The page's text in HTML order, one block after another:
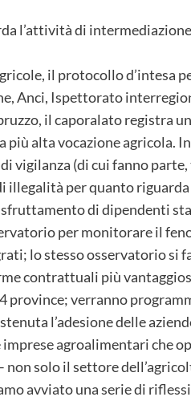
l’attività di
il protocollo d’intesa
Anci, Ispettorato
il caporalato registra
più alta vocazione agricola.
vigilanza (di cui fanno
illegalità per quanto
di dipendenti
per monitorare il
lo stesso osservatorio si
contrattuali più
province; verranno
l’adesione delle
imprese agroalimentari che
non solo il settore
avviato una serie di